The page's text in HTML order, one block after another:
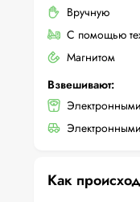
Вручную
С помощью
Магнитом
Взвешивают:
Как